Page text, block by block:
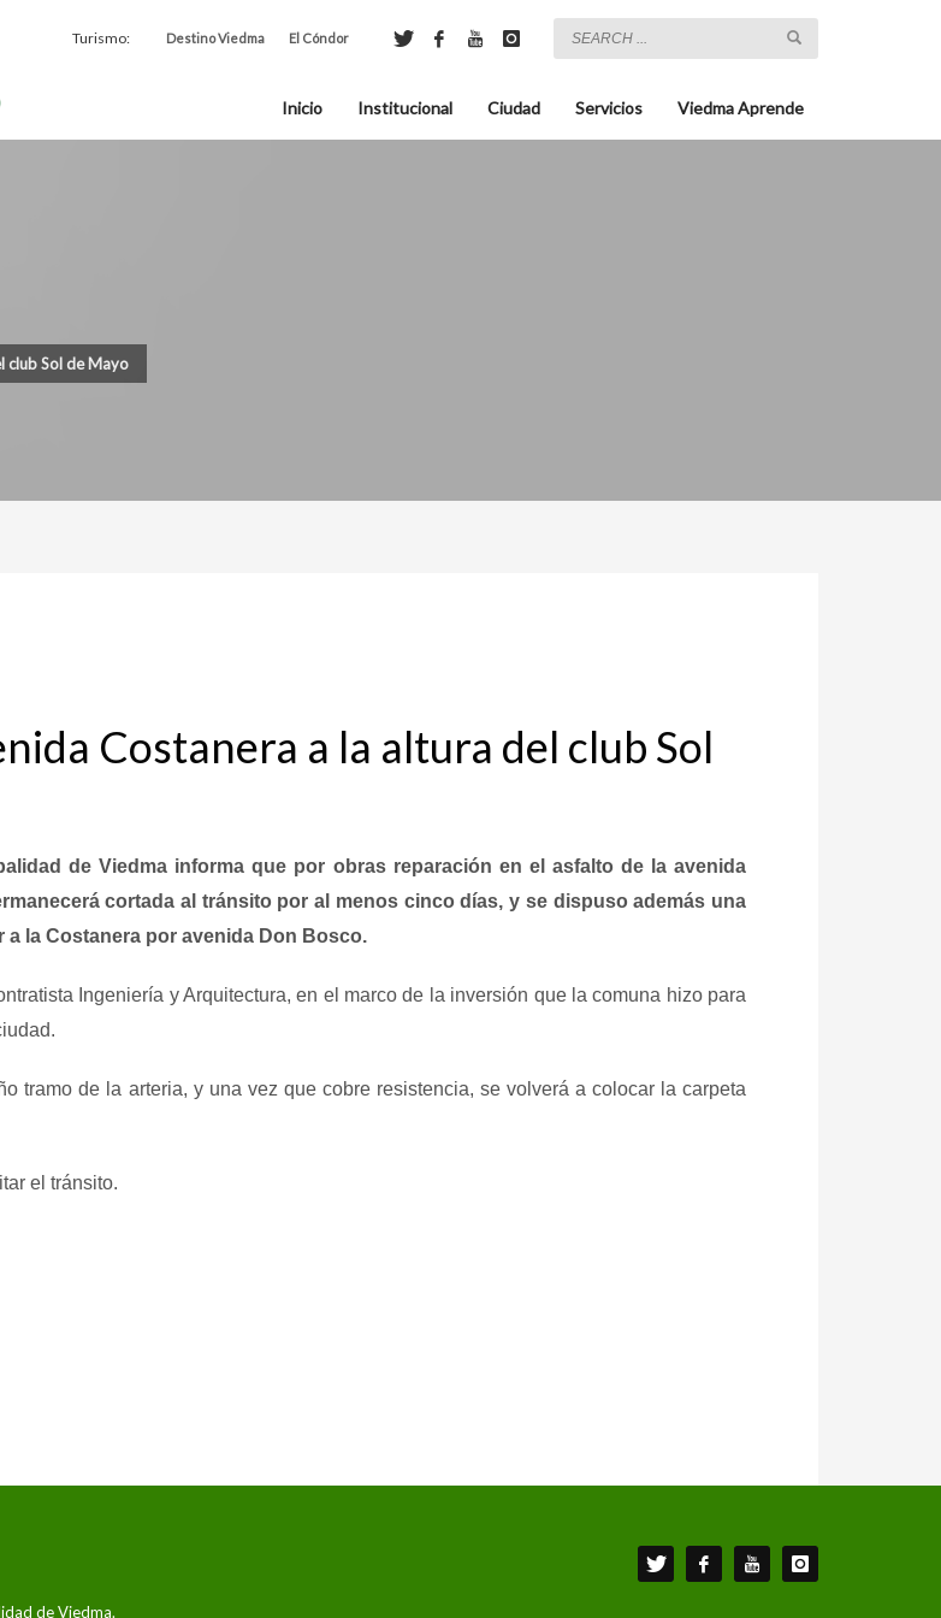
Turismo: Destino Viedma El Cóndor
Inicio Institucional Ciudad Servicios Viedma Aprende
club Sol de Mayo
Costanera a la altura del club Sol
de Viedma informa que por obras reparación en el asfalto de la avenida
cortada al tránsito por al menos cinco días, y se dispuso además una
a la Costanera por avenida Don Bosco.
Ingeniería y Arquitectura, en el marco de la inversión que la comuna hizo para
tramo de la arteria, y una vez que cobre resistencia, se volverá a colocar la carpeta
el tránsito.
de Viedma.